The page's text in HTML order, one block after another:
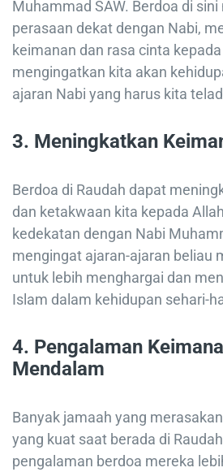
Muhammad SAW. Berdoa di
perasaan dekat dengan Nabi,
keimanan dan rasa cinta
mengingatkan kita akan
ajaran Nabi yang harus kita
3. Meningkatkan
Berdoa di Raudah dapat
dan ketakwaan kita kepada
kedekatan dengan Nabi
mengingat ajaran-ajaran beliau
untuk lebih menghargai dan
Islam dalam kehidupan sehari-
4. Pengalaman
Mendalam
Banyak jamaah yang
yang kuat saat berada di
pengalaman berdoa mereka